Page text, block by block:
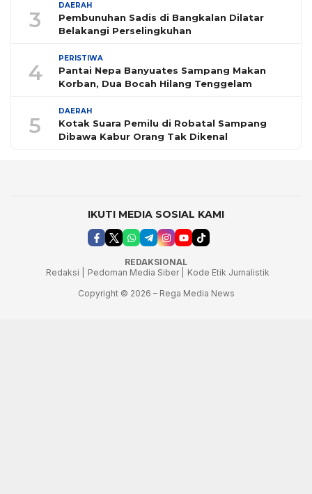
3
DAERAH
Pembunuhan Sadis di Bangkalan Dilatar
Belakangi Perselingkuhan
4
PERISTIWA
Pantai Nepa Banyuates Sampang Makan
Korban, Dua Bocah Hilang Tenggelam
5
DAERAH
Kotak Suara Pemilu di Robatal Sampang
Dibawa Kabur Orang Tak Dikenal
IKUTI MEDIA SOSIAL KAMI
REDAKSIONAL
Redaksi |
Pedoman Media Siber |
Kode Etik Jurnalistik
Copyright © 2026 – Rega Media News